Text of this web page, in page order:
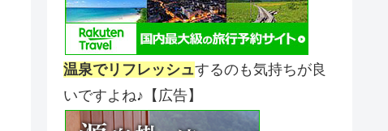
温泉でリフレッシュするのも気持ちが良
いですよね♪【広告】